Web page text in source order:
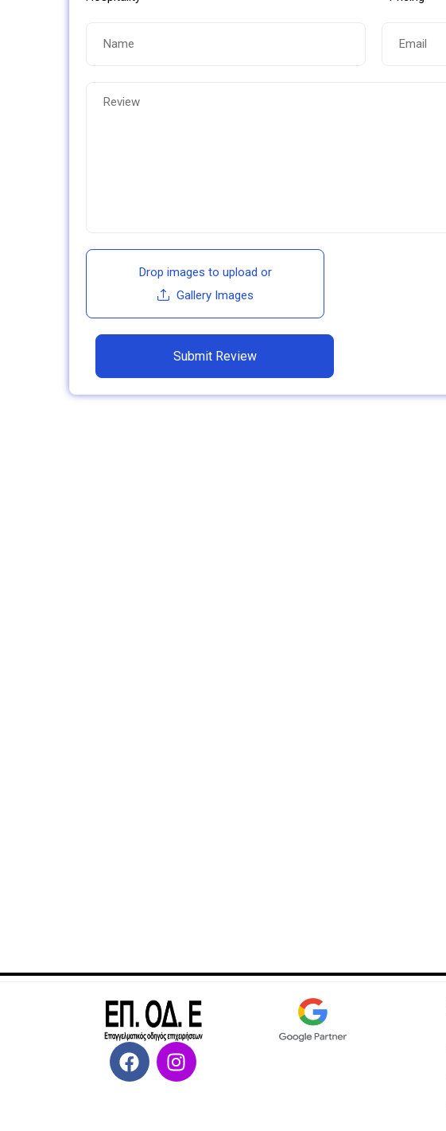
Drop images to upload or
Gallery Images